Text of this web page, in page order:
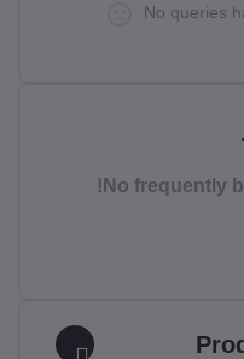
No queries
No frequently